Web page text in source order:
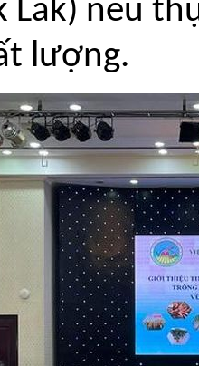
Lắk) nêu
lượng.